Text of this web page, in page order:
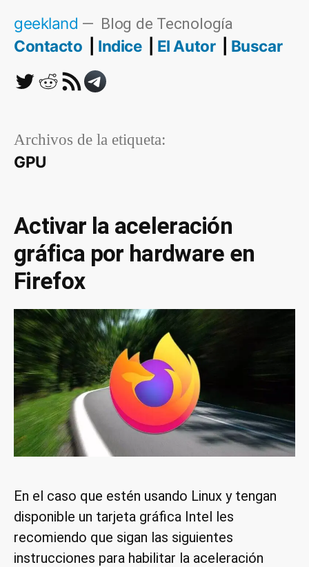
geekland Blog de Tecnología
Contacto Indice El Autor Buscar
TwitterReddit
RSSTelegram
Archivos de la etiqueta:
GPU
Activar la aceleración
gráfica por hardware en
Firefox
En el caso que estén usando Linux y tengan
disponible un tarjeta gráfica Intel les
recomiendo que sigan las siguientes
instrucciones para habilitar la aceleración